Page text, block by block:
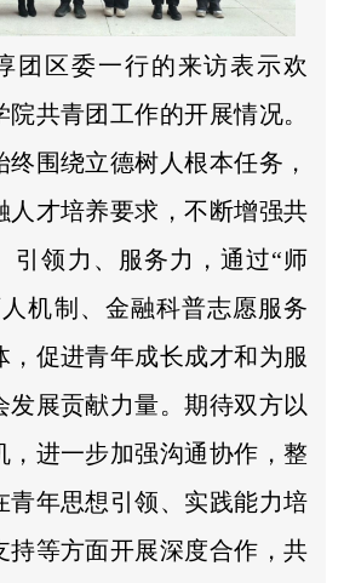
团区委一行的来访表示欢
共青团工作的开展情况。
围绕立德树人根本任务，
人才培养要求，不断增强共
引领力、服务力，通过“师
机制、金融科普志愿服务
，促进青年成长成才和为服
发展贡献力量。期待双方以
，进一步加强沟通协作，整
青年思想引领、实践能力培
持等方面开展深度合作，共